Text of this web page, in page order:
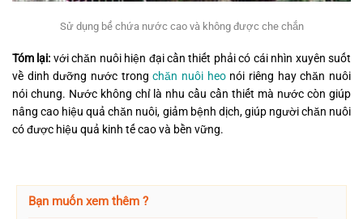
Sử dụng bể chứa nước cao và không được che chắn
Tóm lại: với chăn nuôi hiện đại cần thiết phải có cái nhìn xuyên suốt
về dinh dưỡng nước trongchăn nuôi heonói riêng hay chăn nuôi
nói chung. Nước không chỉ là nhu cầu cần thiết mà nước còn giúp
nâng cao hiệu quả chăn nuôi, giảm bệnh dịch, giúp người chăn nuôi
có được hiệu quả kinh tế cao và bền vững.
Bạn muốn xem thêm ?